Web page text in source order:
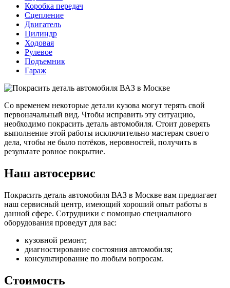
Коробка передач
Сцепление
Двигатель
Цилиндр
Ходовая
Рулевое
Подъемник
Гараж
Со временем некоторые детали кузова могут терять свой
первоначальный вид. Чтобы исправить эту ситуацию,
необходимо покрасить деталь автомобиля. Стоит доверять
выполнение этой работы исключительно мастерам своего
дела, чтобы не было потёков, неровностей, получить в
результате ровное покрытие.
Наш автосервис
Покрасить деталь автомобиля ВАЗ в Москве вам предлагает
наш сервисный центр, имеющий хороший опыт работы в
данной сфере. Сотрудники с помощью специального
оборудования проведут для вас:
кузовной ремонт;
диагностирование состояния автомобиля;
консультирование по любым вопросам.
Стоимость